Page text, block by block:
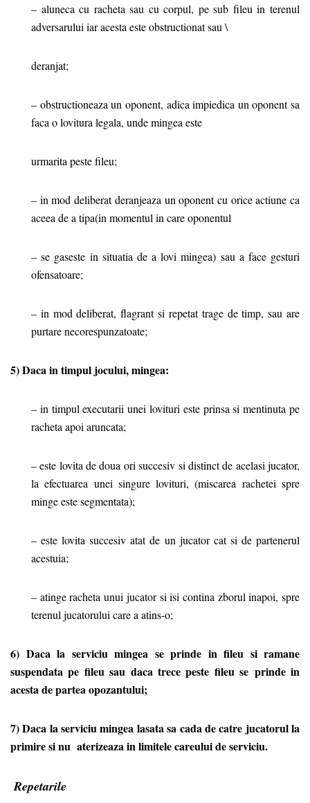
– aluneca cu racheta sau cu corpul, pe sub fileu in terenul
adversarului iar acesta este obstructionat sau \
deranjat;
– obstructioneaza un oponent, adica impiedica un oponent sa
faca o lovitura legala, unde mingea este
urmarita peste fileu;
– in mod deliberat deranjeaza un oponent cu orice actiune ca
aceea de a tipa(in momentul in care oponentul
– se gaseste in situatia de a lovi mingea) sau a face gesturi
ofensatoare;
– in mod deliberat, flagrant si repetat trage de timp, sau are
purtare necorespunzatoate;
5) Daca in timpul jocului, mingea:
– in timpul executarii unei lovituri este prinsa si mentinuta pe
racheta apoi aruncata;
– este lovita de doua ori succesiv si distinct de acelasi jucator,
la efectuarea unei singure lovituri, (miscarea rachetei spre
minge este segmentata);
– este lovita succesiv atat de un jucator cat si de partenerul
acestuia;
– atinge racheta unui jucator si isi contina zborul inapoi, spre
terenul jucatorului care a atins-o;
6) Daca la serviciu mingea se prinde in fileu si ramane
suspendata pe fileu sau daca trece peste fileu se prinde in
acesta de partea opozantului;
7) Daca la serviciu mingea lasata sa cada de catre jucatorul la
primire si nu aterizeaza in limitele careului de serviciu.
Repetarile